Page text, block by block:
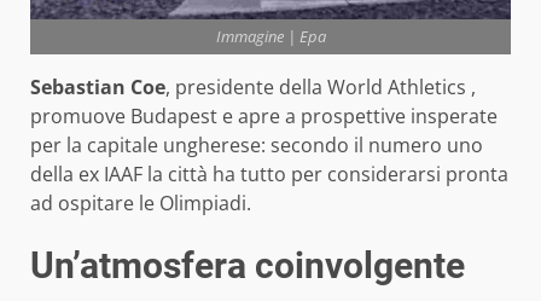
Immagine | Epa
Sebastian Coe, presidente della World Athletics ,
promuove Budapest e apre a prospettive insperate
per la capitale ungherese: secondo il numero uno
della ex IAAF la città ha tutto per considerarsi pronta
ad ospitare le Olimpiadi.
Un’atmosfera coinvolgente